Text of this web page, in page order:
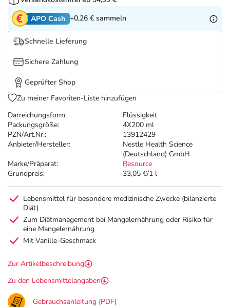
Tierapotheke
Vitamine & Mineralstoffe
Marken
Salus Deals
Darreichungsform:
Flüssigkeit
Packungsgröße:
4X200 ml
PZN/Art.Nr.:
13912429
Anbieter/Hersteller:
Nestle Health Science
(Deutschland) GmbH
Marke/Präparat:
Resource
Grundpreis:
33,05 €/1 l
APO Cash +0,26 € sammeln
Schnelle Lieferung
Sichere Zahlung
Geprüfter Shop
Zu meiner Favoriten-Liste hinzufügen
Lebensmittel für besondere medizinische Zwecke (bilanzierte
Diät)
Zum Diätmanagement bei Mangelernährung oder Risiko für
eine Mangelernährung
Mit Vanille-Geschmack
Zur Artikelbeschreibung
Zu den Lebensmittelangaben
Gebrauchsanleitung (PDF)